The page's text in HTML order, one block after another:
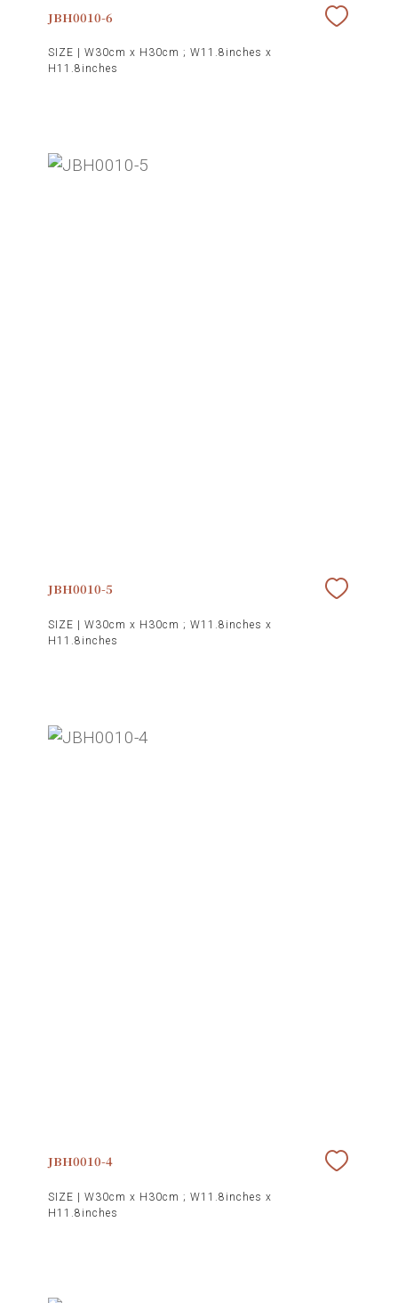
JBH0010-6
SIZE | W30cm x H30cm ; W11.8inches x
H11.8inches
JBH0010-5
SIZE | W30cm x H30cm ; W11.8inches x
H11.8inches
JBH0010-4
SIZE | W30cm x H30cm ; W11.8inches x
H11.8inches